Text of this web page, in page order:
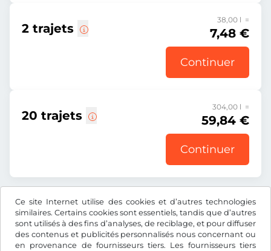
Ce site Internet utilise des cookies et d’autres technologies
similaires. Certains cookies sont essentiels, tandis que d’autres
sont utilisés à des fins d’analyses, de reciblage, et pour diffuser
des contenus et publicités personnalisés nous concernant ou
en provenance de fournisseurs tiers. Les fournisseurs tiers
2 trajets
38,00 l =
7,48 €
Continuer
20 trajets
304,00 l =
59,84 €
Continuer
Tous les prix s’entendent TVA incluse.